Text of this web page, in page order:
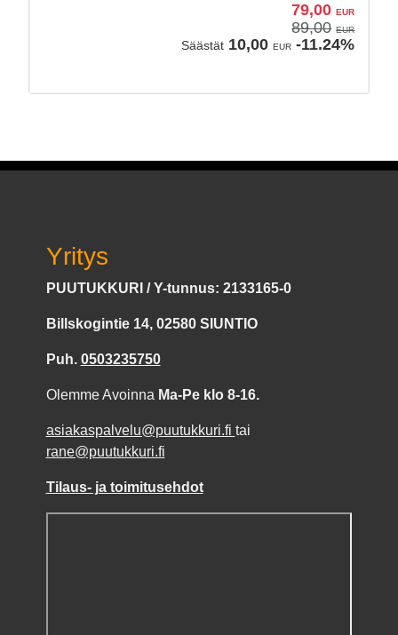
79,00 EUR
89,00 EUR
Säästät 10,00 EUR -11.24%
Yritys
PUUTUKKURI / Y-tunnus: 2133165-0
Billskogintie 14, 02580 SIUNTIO
Puh. 0503235750
Olemme Avoinna Ma-Pe klo 8-16.
asiakaspalvelu@puutukkuri.fi tai
rane@puutukkuri.fi
Tilaus- ja toimitusehdot